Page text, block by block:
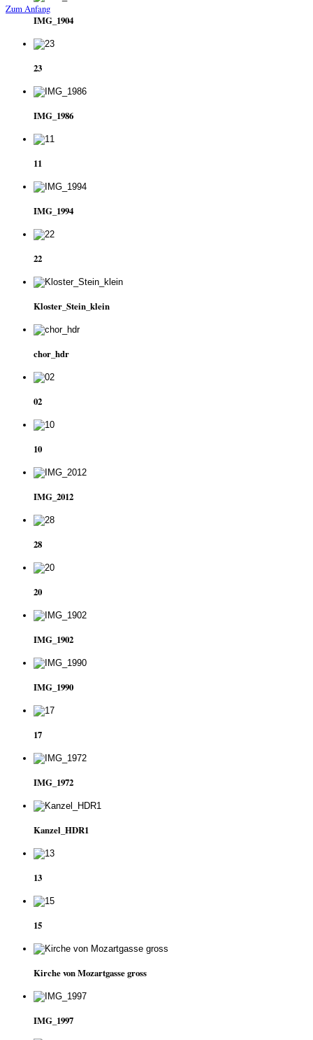
IMG_1904
23
IMG_1986
11
IMG_1994
22
Kloster_Stein_klein
chor_hdr
02
10
IMG_2012
28
20
IMG_1902
IMG_1990
17
IMG_1972
Kanzel_HDR1
13
15
Kirche von Mozartgasse gross
IMG_1997
Zum Anfang